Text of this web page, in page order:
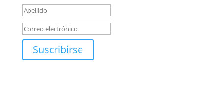
Suscribirse